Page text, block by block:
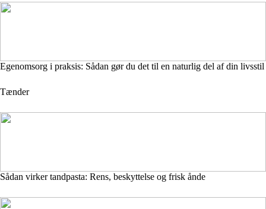
Egenomsorg i praksis: Sådan gør du det til en naturlig del af din livsstil
Tænder
Sådan virker tandpasta: Rens, beskyttelse og frisk ånde